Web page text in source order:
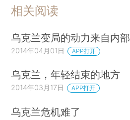
相关阅读
乌克兰变局的动力来自内部
2014年04月01日 APP打开
乌克兰，年轻结束的地方
2014年03月17日 APP打开
乌克兰危机难了